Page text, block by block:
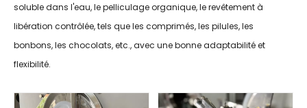
soluble dans l'eau, le pelliculage organique, le revêtement à
libération contrôlée, tels que les comprimés, les pilules, les
bonbons, les chocolats, etc., avec une bonne adaptabilité et
flexibilité.